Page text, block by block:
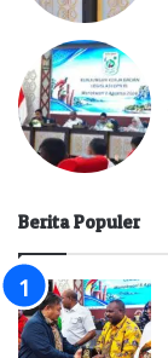
Berita Populer